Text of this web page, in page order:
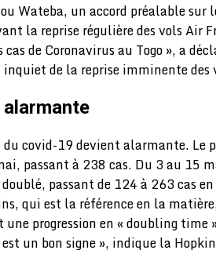
Wateba, un accord préalable
la reprise régulière des vols Air
de Coronavirus au Togo », a
de la reprise imminente des
covid-19 devient alarmante. Le
passant à 238 cas. Du 3 au 15
passant de 124 à 263 cas
qui est la référence en la
progression en « doubling
un bon signe », indique la